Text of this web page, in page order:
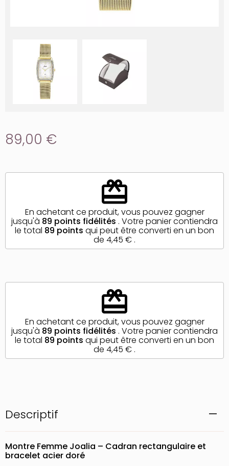
Descriptif
Montre Femme Joalia – Cadran rectangulaire et
bracelet acier doré
89,00 €
redeem
En achetant ce produit, vous pouvez gagner
jusqu'à 89 points fidélités . Votre panier contiendra
le total 89 points qui peut être converti en un bon
de 4,45 € .
redeem
En achetant ce produit, vous pouvez gagner
jusqu'à 89 points fidélités . Votre panier contiendra
le total 89 points qui peut être converti en un bon
de 4,45 € .